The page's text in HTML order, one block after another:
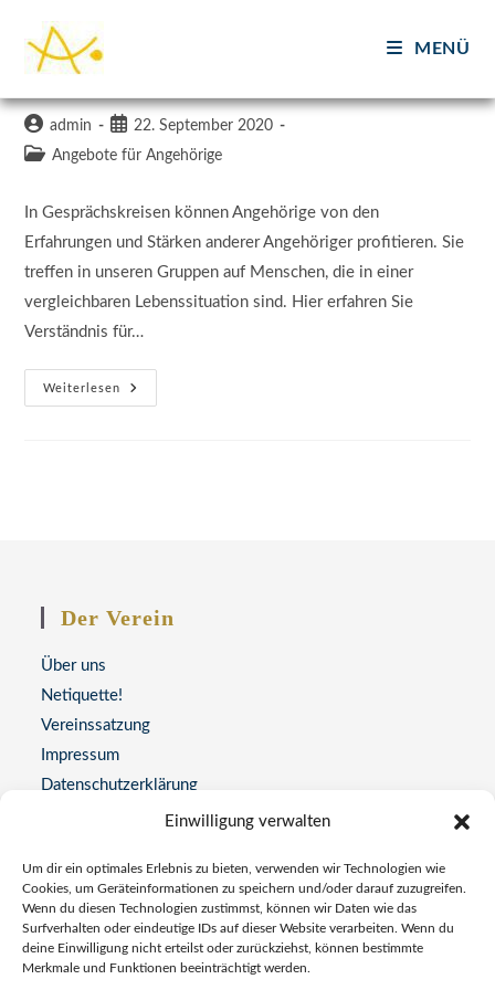
Einwilligung verwalten
Um dir ein optimales Erlebnis zu bieten, verwenden wir Technologien wie
Cookies, um Geräteinformationen zu speichern und/oder darauf zuzugreifen.
Wenn du diesen Technologien zustimmst, können wir Daten wie das
Surfverhalten oder eindeutige IDs auf dieser Website verarbeiten. Wenn du
deine Einwilligung nicht erteilst oder zurückziehst, können bestimmte
Merkmale und Funktionen beeinträchtigt werden.
Inhalt
springen
MENÜ
Angebote für Angehörige
Beitrags-
Autor:
admin
Beitrag
veröffentlicht:
22. September 2020
Beitrags-Angebote für Angehörige
In Gesprächskreisen können Angehörige von den
Erfahrungen und Stärken anderer Angehöriger profitieren. Sie
treffen in unseren Gruppen auf Menschen, die in einer
vergleichbaren Lebenssituation sind. Hier erfahren Sie
Verständnis für…
Weiterlesen
Angebote
Für
Der Verein
Über uns
Netiquette!
Vereinssatzung
Impressum
Datenschutzerklärung
Adresse:
Universitätsstraße 77, 44789 Bochum
Telefon
0234 337772